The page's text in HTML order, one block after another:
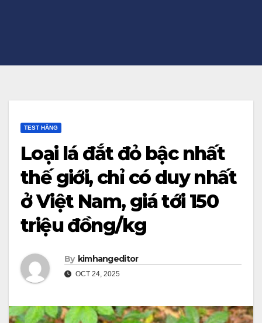
TEST HẰNG
Loại lá đắt đỏ bậc nhất
thế giới, chỉ có duy nhất
ở Việt Nam, giá tới 150
triệu đồng/kg
By kimhangeditor
OCT 24, 2025